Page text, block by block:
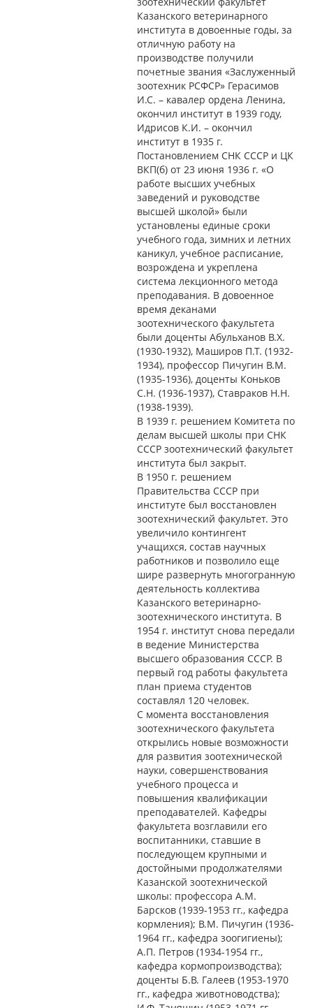
Казанского ветеринарного
института в довоенные годы, за
отличную работу на
производстве получили
почетные звания «Заслуженный
зоотехник РСФСР» Герасимов
И.С. – кавалер ордена Ленина,
окончил институт в 1939 году,
Идрисов К.И. – окончил
институт в 1935 г.
Постановлением СНК СССР и ЦК
ВКП(б) от 23 июня 1936 г. «О
работе высших учебных
заведений и руководстве
высшей школой» были
установлены единые сроки
учебного года, зимних и летних
каникул, учебное расписание,
возрождена и укреплена
система лекционного метода
преподавания. В довоенное
время деканами
зоотехнического факультета
были доценты Абульханов В.Х.
(1930-1932), Маширов П.Т. (1932-
1934), профессор Пичугин В.М.
(1935-1936), доценты Коньков
С.Н. (1936-1937), Ставраков Н.Н.
(1938-1939).
В 1939 г. решением Комитета по
делам высшей школы при СНК
СССР зоотехнический факультет
института был закрыт.
В 1950 г. решением
Правительства СССР при
институте был восстановлен
зоотехнический факультет. Это
увеличило контингент
учащихся, состав научных
работников и позволило еще
шире развернуть многогранную
деятельность коллектива
Казанского ветеринарно-
зоотехнического института. В
1954 г. институт снова передали
в ведение Министерства
высшего образования СССР. В
первый год работы факультета
план приема студентов
составлял 120 человек.
С момента восстановления
зоотехнического факультета
открылись новые возможности
для развития зоотехнической
науки, совершенствования
учебного процесса и
повышения квалификации
преподавателей. Кафедры
факультета возглавили его
воспитанники, ставшие в
последующем крупными и
достойными продолжателями
Казанской зоотехнической
школы: профессора А.М.
Барсков (1939-1953 гг., кафедра
кормления); В.М. Пичугин (1936-
1964 гг., кафедра зоогигиены);
А.П. Петров (1934-1954 гг.,
кафедра кормопроизводства);
доценты Б.В. Галеев (1953-1970
гг., кафедра животноводства);